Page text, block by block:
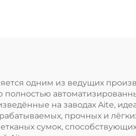
сумки для
еды из
одним из ведущих
полностью
на заводах Aite,
прочных и
сумок,